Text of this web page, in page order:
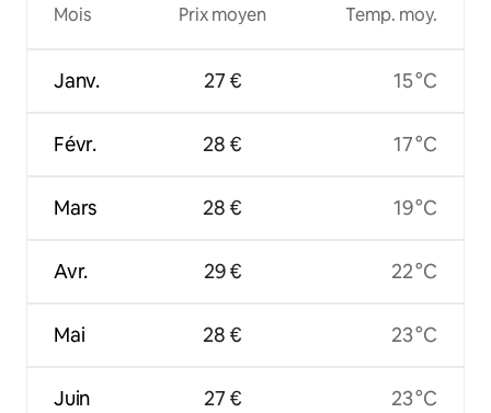
Mois
Janv.
Févr.
Mars
Avr.
Mai
Juin
Prix moyen
27 €
28 €
28 €
29 €
28 €
27 €
Temp. moy.
15 °C
17 °C
19 °C
22 °C
23 °C
23 °C